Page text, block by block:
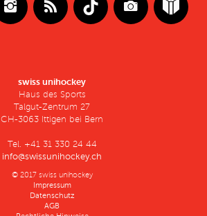
swiss unihockey
Haus des Sports
Talgut-Zentrum 27
CH-3063 Ittigen bei Bern
Tel. +41 31 330 24 44
info@swissunihockey.ch
© 2017 swiss unihockey
Impressum
Datenschutz
AGB